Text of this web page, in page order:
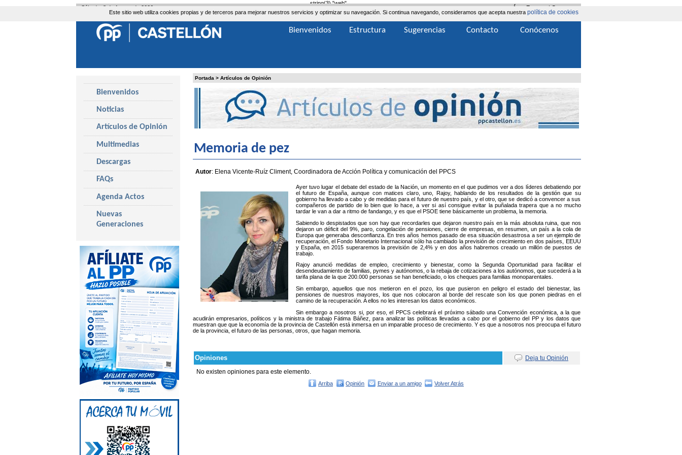
string(3) "web"
Este sitio web utiliza cookies propias y de terceros para mejorar nuestros servicios y optimizar su navegación. Si continua navegando, consideramos que acepta nuestra política de cookies
Portada > Artículos de Opinión
Memoria de pez
Autor: Elena Vicente-Ruíz Climent, Coordinadora de Acción Política y comunicación del PPCS
Ayer tuvo lugar el debate del estado de la Nación, un momento en el que pudimos ver a dos líderes debatiendo por
el futuro de España, aunque con matices claro, uno, Rajoy, hablando de los resultados de la gestión que su
gobierno ha llevado a cabo y de medidas para el futuro de nuestro país, y el otro, que se dedicó a convencer a sus
compañeros de partido de lo bien que lo hace, a ver si así consigue evitar la puñalada trapera que a no mucho
tardar le van a dar a ritmo de fandango, y es que el PSOE tiene básicamente un problema, la memoria.
Sabiendo lo despistados que son hay que recordarles que dejaron nuestro país en la más absoluta ruina, que nos
dejaron un déficit del 9%, paro, congelación de pensiones, cierre de empresas, en resumen, un país a la cola de
Europa que generaba desconfianza. En tres años hemos pasado de esa situación desastrosa a ser un ejemplo de
recuperación, el Fondo Monetario Internacional sólo ha cambiado la previsión de crecimiento en dos países, EEUU
y España, en 2015 superaremos la previsión de 2,4% y en dos años habremos creado un millón de puestos de
trabajo.
Rajoy anunció medidas de empleo, crecimiento y bienestar, como la Segunda Oportunidad para facilitar el
desendeudamiento de familias, pymes y autónomos, o la rebaja de cotizaciones a los autónomos, que sucederá a la
tarifa plana de la que 200.000 personas se han beneficiado, o los cheques para familias monoparentales.
Sin embargo, aquellos que nos metieron en el pozo, los que pusieron en peligro el estado del bienestar, las
pensiones de nuestros mayores, los que nos colocaron al borde del rescate son los que ponen piedras en el
camino de la recuperación. A ellos no les interesan los datos económicos.
Sin embargo a nosotros si, por eso, el PPCS celebrará el próximo sábado una Convención económica, a la que
acudirán empresarios, políticos y la ministra de trabajo Fátima Báñez, para analizar las políticas llevadas a cabo por el gobierno del PP y los datos que
muestran que que la economía de la provincia de Castellón está inmersa en un imparable proceso de crecimiento. Y es que a nosotros nos preocupa el futuro
de la provincia, el futuro de las personas, otros, que hagan memoria.
Opiniones
Deja tu Opinión
No existen opiniones para este elemento.
Arriba Opinión Enviar a un amigo Volver Atrás
Bienvenidos
Noticias
Artículos de Opinión
Multimedias
Descargas
FAQs
Agenda Actos
Nuevas
Generaciones
Sábado, 8 de Agosto de 2026 |Contacta
Área Extranet
Bienvenidos Estructura Sugerencias Contacto Conócenos